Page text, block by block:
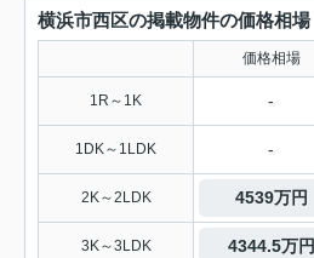
横浜市西区の掲載物件の価格相場
価格相場
1R～1K -
1DK～1LDK -
2K～2LDK 4539万円
3K～3LDK 4344.5万円